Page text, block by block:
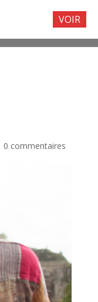
0 commentaires
VOIR